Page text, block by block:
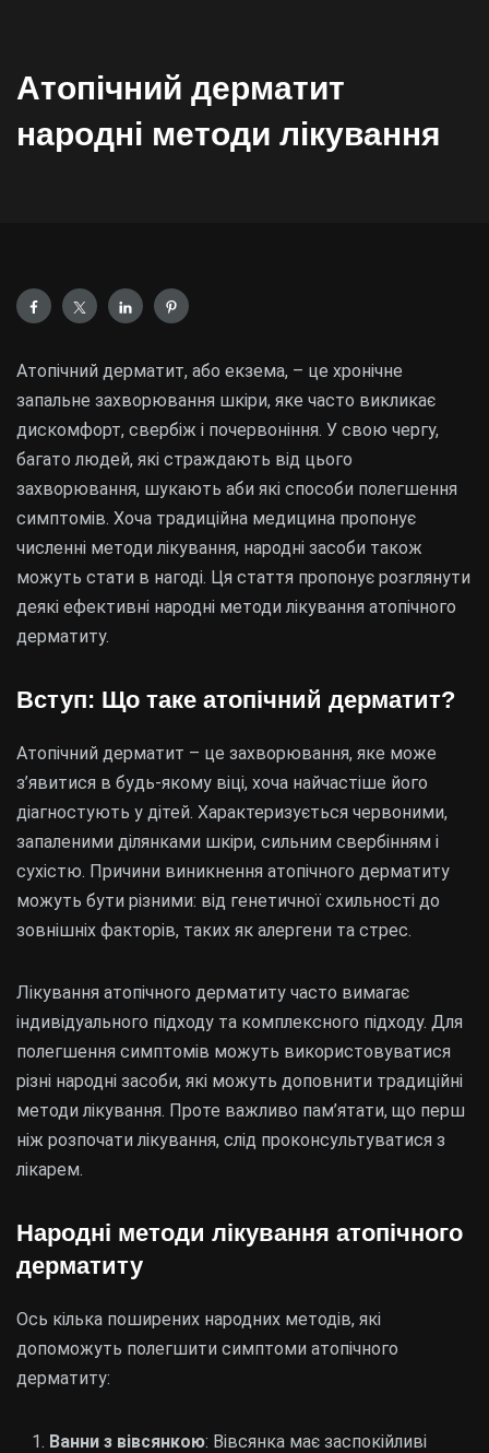
Атопічний дерматит
народні методи лікування
Атопічний дерматит, або екзема, – це хронічне
запальне захворювання шкіри, яке часто викликає
дискомфорт, свербіж і почервоніння. У свою чергу,
багато людей, які страждають від цього
захворювання, шукають аби які способи полегшення
симптомів. Хоча традиційна медицина пропонує
численні методи лікування, народні засоби також
можуть стати в нагоді. Ця стаття пропонує розглянути
деякі ефективні народні методи лікування атопічного
дерматиту.
Вступ: Що таке атопічний дерматит?
Атопічний дерматит – це захворювання, яке може
з’явитися в будь-якому віці, хоча найчастіше його
діагностують у дітей. Характеризується червоними,
запаленими ділянками шкіри, сильним свербінням і
сухістю. Причини виникнення атопічного дерматиту
можуть бути різними: від генетичної схильності до
зовнішніх факторів, таких як алергени та стрес.
Лікування атопічного дерматиту часто вимагає
індивідуального підходу та комплексного підходу. Для
полегшення симптомів можуть використовуватися
різні народні засоби, які можуть доповнити традиційні
методи лікування. Проте важливо пам’ятати, що перш
ніж розпочати лікування, слід проконсультуватися з
лікарем.
Народні методи лікування атопічного
дерматиту
Ось кілька поширених народних методів, які
допоможуть полегшити симптоми атопічного
дерматиту:
Ванни з вівсянкою: Вівсянка має заспокійливі